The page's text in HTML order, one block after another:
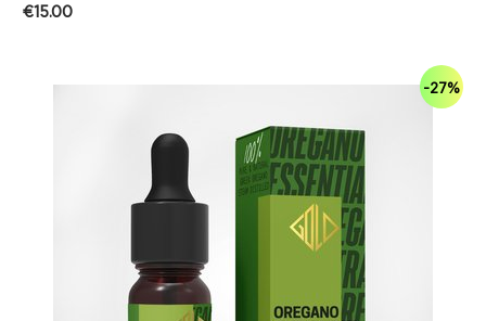
€15.00
-27%